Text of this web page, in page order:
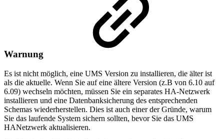
Warnung
Es ist nicht möglich, eine UMS Version zu installieren, die älter ist
als die aktuelle. Wenn Sie auf eine ältere Version (z.B von 6.10 auf
6.09) wechseln möchten, müssen Sie ein separates HA-Netzwerk
installieren und eine Datenbanksicherung des entsprechenden
Schemas wiederherstellen. Dies ist auch einer der Gründe, warum
Sie das laufende System sichern sollten, bevor Sie das UMS
HANetzwerk aktualisieren.